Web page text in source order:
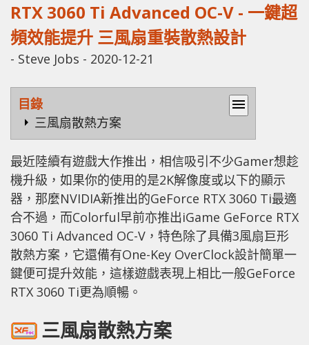
RTX 3060 Ti Advanced OC-V - 一鍵超
頻效能提升 三風扇重裝散熱設計
- Steve Jobs - 2020-12-21
目錄
menu
三風扇散熱方案
最近陸續有遊戲大作推出，相信吸引不少Gamer想趁
機升級，如果你的使用的是2K解像度或以下的顯示
器，那麼NVIDIA新推出的GeForce RTX 3060 Ti最適
合不過，而Colorful早前亦推出iGame GeForce RTX
3060 Ti Advanced OC-V，特色除了具備3風扇巨形
散熱方案，它還備有One-Key OverClock設計簡單一
鍵便可提升效能，這樣遊戲表現上相比一般GeForce
RTX 3060 Ti更為順暢。
三風扇散熱方案